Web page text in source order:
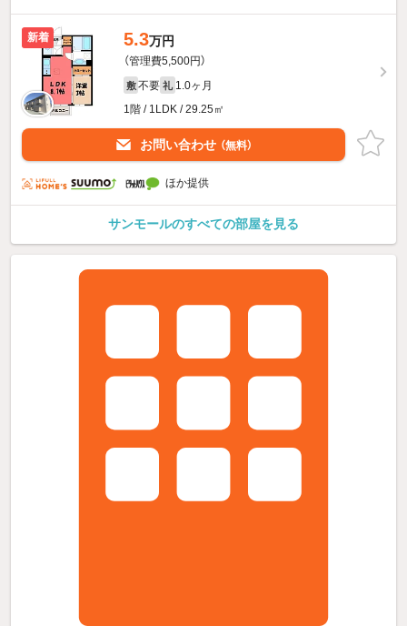
新着 5.3万円
（管理費5,500円）
敷 不要 礼 1.0ヶ月
1階 / 1LDK / 29.25㎡
お問い合わせ （無料）
ほか提供
サンモールのすべての部屋を見る